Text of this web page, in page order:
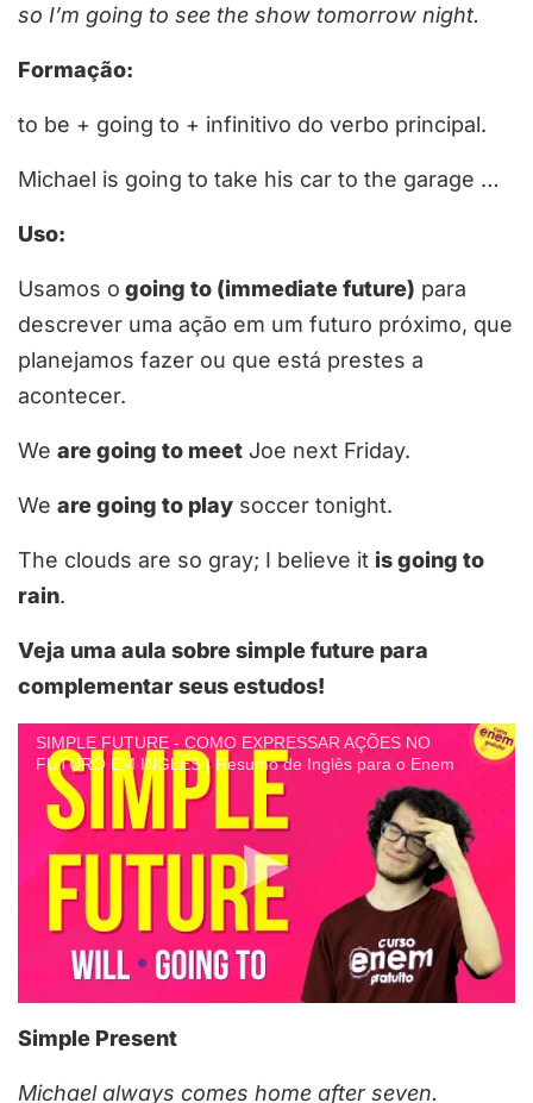
so I’m going to see the show tomorrow night.
Formação:
to be + going to + infinitivo do verbo principal.
Michael is going to take his car to the garage …
Uso:
Usamos o going to (immediate future) para
descrever uma ação em um futuro próximo, que
planejamos fazer ou que está prestes a
acontecer.
We are going to meet Joe next Friday.
We are going to play soccer tonight.
The clouds are so gray; I believe it is going to
rain.
Veja uma aula sobre simple future para
complementar seus estudos!
SIMPLE FUTURE - COMO EXPRESSAR AÇÕES NO
FUTURO EM INGLÊS | Resumo de Inglês para o Enem
Simple Present
Michael always comes home after seven.